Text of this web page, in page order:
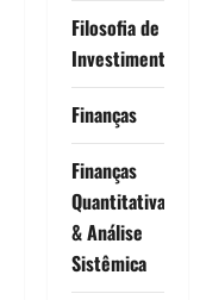
Filosofia de
Investimento
Finanças
Finanças
Quantitativas
& Análise
Sistêmica